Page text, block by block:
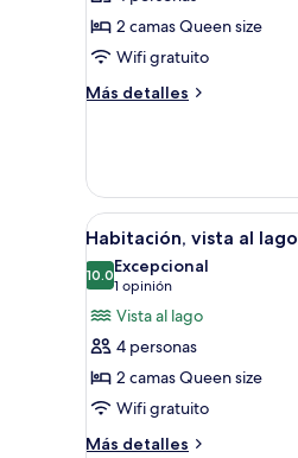
de
Habitación
2 camas Queen size
Wifi gratuito
Más detalles
Más
Abrir
todas
las
fotos
de
Habitación,
vista
al
lago
2
Habitación, vista al lago
10.010.0 de 10
Excepcional
1 opinión
(1
opinión)
Vista al lago
4 personas
2 camas Queen size
Wifi gratuito
Más detalles
Más